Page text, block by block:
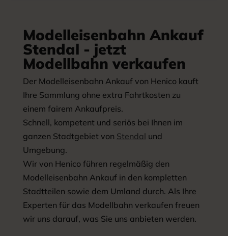
Modelleisenbahn Ankauf
Stendal - jetzt
Modellbahn verkaufen
Der Modelleisenbahn Ankauf von Henico kauft
Ihre Sammlung ohne extra Fahrtkosten zu
einem fairem Ankaufpreis.
Schnell, kompetent und seriös bei Ihnen im
ganzen Stadtgebiet von Stendal und
Umgebung.
Wir von Henico führen regelmäßig den
Modelleisenbahn Ankauf in den kompletten
Stadtteilen sowie dem Umland durch. Als Ihre
Experten für das Modellbahn verkaufen freuen
wir uns darauf, was Sie uns anbieten werden.